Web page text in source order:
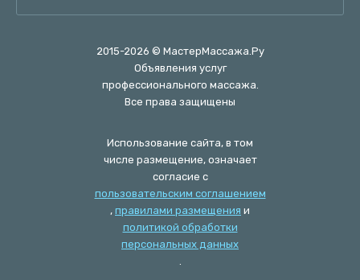
2015-2026 © МастерМассажа.Ру
Объявления услуг
профессионального массажа.
Все права защищены
Использование сайта, в том
числе размещение, означает
согласие с
пользовательским соглашением
, правилами размещения и
политикой обработки
персональных данных
.